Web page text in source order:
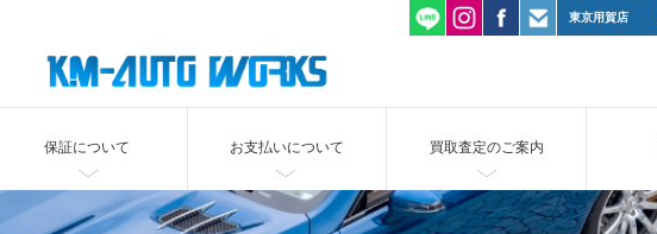
東京用賀店
保証について お支払いについて 買取査定のご案内